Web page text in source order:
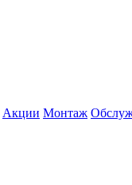
Акции Монтаж